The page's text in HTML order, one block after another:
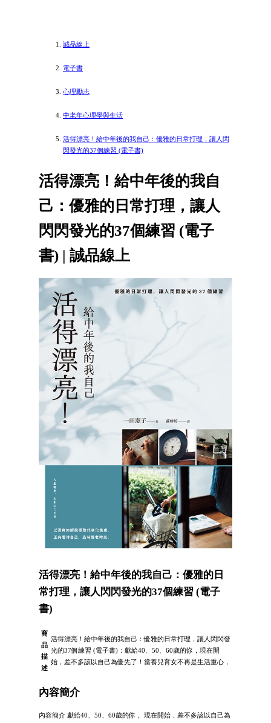
誠品線上
電子書
心理勵志
中老年心理學與生活
活得漂亮！給中年後的我自己：優雅的日常打理，讓人閃
閃發光的37個練習 (電子書)
活得漂亮！給中年後的我自
己：優雅的日常打理，讓人
閃閃發光的37個練習 (電子
書) | 誠品線上
活得漂亮！給中年後的我自己：優雅的日
常打理，讓人閃閃發光的37個練習 (電子
書)
商
品
描
述
活得漂亮！給中年後的我自己：優雅的日常打理，讓人閃閃發
光的37個練習 (電子書)：獻給40、50、60歲的你，現在開
始，差不多該以自己為優先了！當養兒育女不再是生活重心，
內容簡介
內容簡介 獻給40、50、60歲的你， 現在開始，差不多該以自己為